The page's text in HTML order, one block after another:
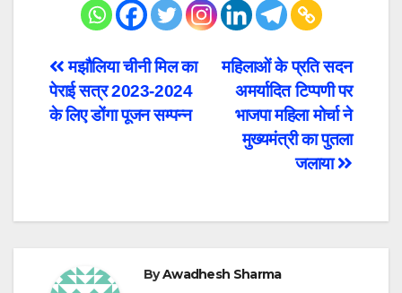
Post
navigation
महिलाओं के प्रति सदन
अमर्यादित टिप्पणी पर
भाजपा महिला मोर्चा ने
मुख्यमंत्री का पुतला
जलाया
मझौलिया चीनी मिल का
पेराई सत्र 2023-2024
के लिए डोंगा पूजन सम्पन्न
ByAwadhesh Sharma